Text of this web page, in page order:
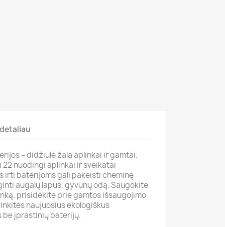
– didžiulė žala aplinkai ir gamtai.
nuodingi aplinkai ir sveikatai
irti baterijoms gali pakeisti cheminę
augalų lapus, gyvūnų odą. Saugokite
prisidėkite prie gamtos išsaugojimo
naujuosius ekologiškus
be įprastinių baterijų.